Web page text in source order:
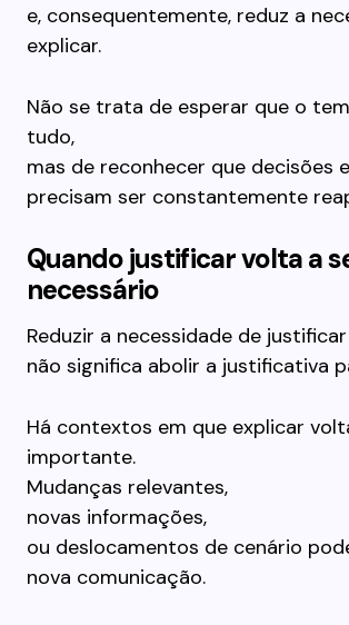
e, consequentemente, reduz a
explicar.
Não se trata de esperar que o
tudo,
mas de reconhecer que decisões
precisam ser constantemente
Quando justificar volta a
necessário
Reduzir a necessidade de justificar
não significa abolir a justificativa
Há contextos em que explicar
importante.
Mudanças relevantes,
novas informações,
ou deslocamentos de cenário
nova comunicação.